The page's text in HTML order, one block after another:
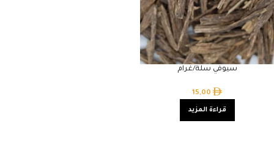
سيوفي سلة/غرام
15,00
قراءة المزيد